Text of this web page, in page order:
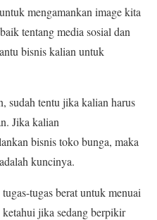
mengamankan image kita
tentang media sosial dan
bisnis kalian untuk
sudah tentu jika kalian harus
Jika kalian
bisnis toko bunga, maka
kuncinya.
tugas berat untuk menuai
jika sedang berpikir